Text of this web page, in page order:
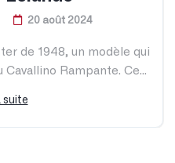
20 août 2024
de 1948, un modèle qui
Rampante. Ce...
suite